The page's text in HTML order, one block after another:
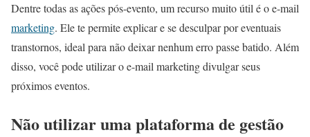
Dentre todas as ações pós-evento, um recurso muito útil é o e-mail
marketing. Ele te permite explicar e se desculpar por eventuais
transtornos, ideal para não deixar nenhum erro passe batido. Além
disso, você pode utilizar o e-mail marketing divulgar seus
próximos eventos.
Não utilizar uma plataforma de gestão